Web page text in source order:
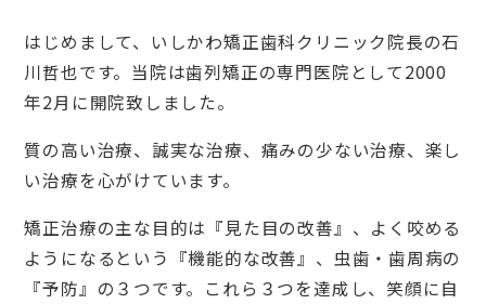
はじめまして、いしかわ矯正歯科クリニック院長の石
川哲也です。当院は歯列矯正の専門医院として2000
年2月に開院致しました。
質の高い治療、誠実な治療、痛みの少ない治療、楽し
い治療を心がけています。
矯正治療の主な目的は『見た目の改善』、よく咬める
ようになるという『機能的な改善』、虫歯・歯周病の
『予防』の３つです。これら３つを達成し、笑顔に自